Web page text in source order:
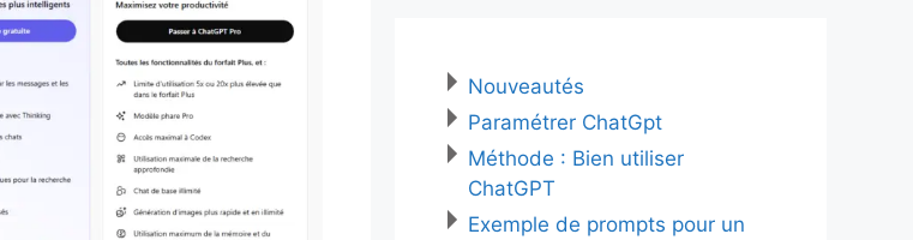
Nouveautés
Paramétrer ChatGpt
Méthode : Bien utiliser
ChatGPT
Exemple de prompts pour un